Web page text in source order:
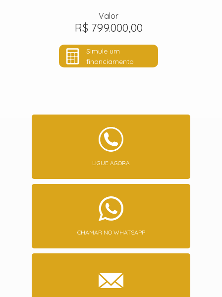
Valor
R$ 799.000,00
Simule um
financiamento
LIGUE AGORA
CHAMAR NO WHATSAPP